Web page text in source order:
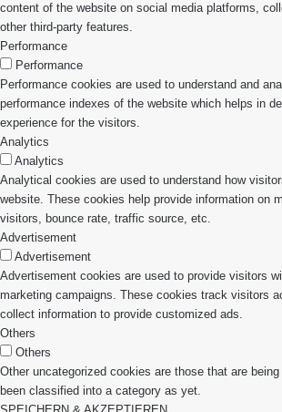
content of the website on social media platforms,
other third-party features.
Performance
Performance
Performance cookies are used to understand and
performance indexes of the website which helps in
experience for the visitors.
Analytics
Analytics
Analytical cookies are used to understand how
website. These cookies help provide information on
visitors, bounce rate, traffic source, etc.
Advertisement
Advertisement
Advertisement cookies are used to provide visitors
marketing campaigns. These cookies track visitors
collect information to provide customized ads.
Others
Others
Other uncategorized cookies are those that are
been classified into a category as yet.